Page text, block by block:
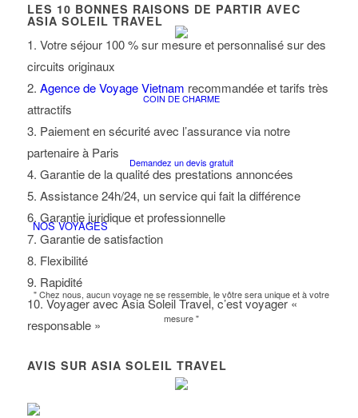
COIN DE CHARME
Demandez un devis gratuit
NOS VOYAGES
" Chez nous, aucun voyage ne se ressemble, le vôtre sera unique et à votre
mesure "
LES 10 BONNES RAISONS DE PARTIR AVEC
ASIA SOLEIL TRAVEL
1. Votre séjour 100 % sur mesure et personnalisé sur des
circuits originaux
2. Agence de Voyage Vietnam recommandée et tarifs très
attractifs
3. Paiement en sécurité avec l’assurance via notre
partenaire à Paris
4. Garantie de la qualité des prestations annoncées
5. Assistance 24h/24, un service qui fait la différence
6. Garantie juridique et professionnelle
7. Garantie de satisfaction
8. Flexibilité
9. Rapidité
10. Voyager avec Asia Soleil Travel, c’est voyager «
responsable »
AVIS SUR ASIA SOLEIL TRAVEL